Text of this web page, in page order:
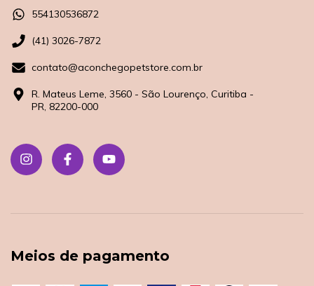
554130536872
(41) 3026-7872
contato@aconchegopetstore.com.br
R. Mateus Leme, 3560 - São Lourenço, Curitiba -
PR, 82200-000
Meios de pagamento